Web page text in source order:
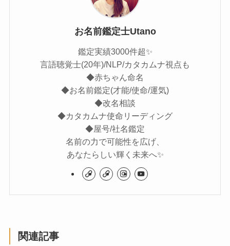
お名前鑑定士Utano
鑑定実績3000件超✨
言語聴覚士(20年)/NLP/カタカムナ視点も
◆赤ちゃん命名
◆お名前鑑定(才能/使命/運気)
◆改名相談
◆カタカムナ使命リーディング
◆屋号/社名鑑定
名前の力で可能性を広げ、
あなたらしい輝く未来へ✨
関連記事